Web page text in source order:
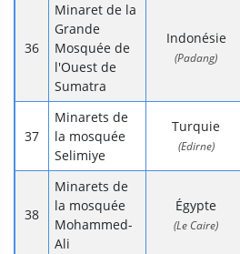
Minaret de la
Grande
Mosquée de
l'Ouest de
Sumatra
Indonésie
(Padang)
Minarets de
la mosquée
Selimiye
Turquie
(Edirne)
Minarets de
la mosquée
Mohammed-
Ali
Égypte
(Le Caire)